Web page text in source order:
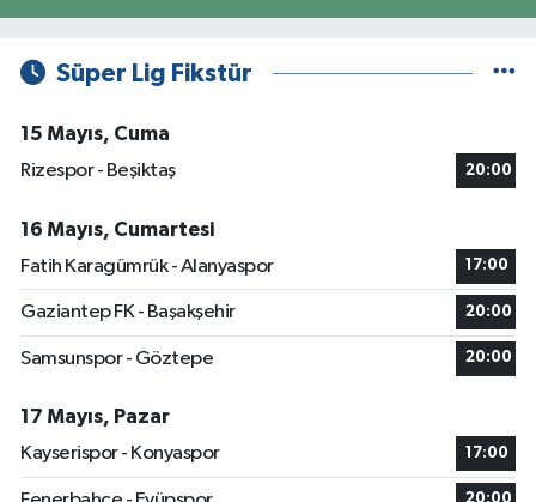
Süper Lig Fikstür
15 Mayıs, Cuma
Rizespor - Beşiktaş
20:00
16 Mayıs, Cumartesi
Fatih Karagümrük - Alanyaspor
17:00
Gaziantep FK - Başakşehir 20:00
Samsunspor - Göztepe 20:00
17 Mayıs, Pazar
Kayserispor - Konyaspor
17:00